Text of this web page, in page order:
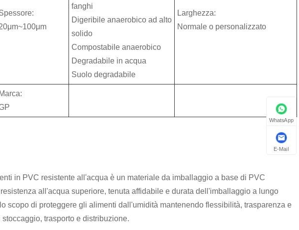
fanghi
Digeribile anaerobico ad alto
solido
Compostabile anaerobico
Degradabile in acqua
Suolo degradabile
Larghezza:
Normale o personalizzato
Marca:
in PVC resistente all'acqua è un materiale da imballaggio a base di PVC
all'acqua superiore, tenuta affidabile e durata dell'imballaggio a lungo
scopo di proteggere gli alimenti dall'umidità mantenendo flessibilità, trasparenza e
trasporto e distribuzione.
WhatsApp
E-Mail